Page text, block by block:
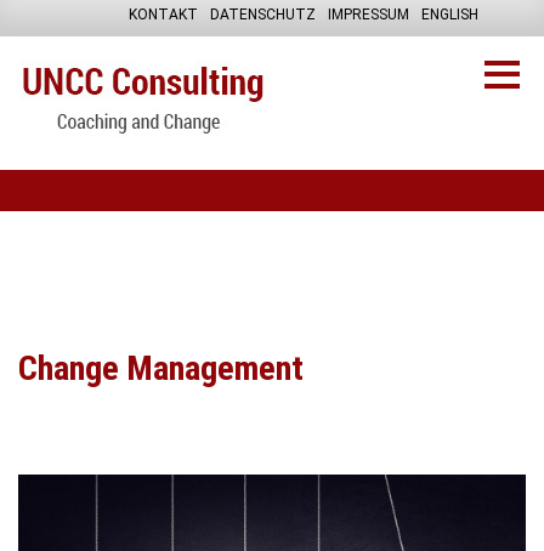
ENGLISH
KONTAKT DATENSCHUTZ IMPRESSUM
Change Management